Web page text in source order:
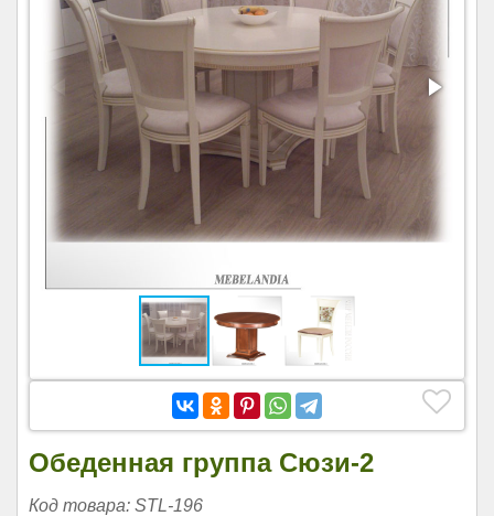
Обеденная группа Сюзи-2
Код товара: STL-196